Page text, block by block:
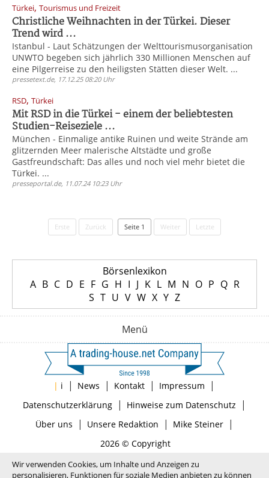
Türkei, Tourismus und Freizeit
Christliche Weihnachten in der Türkei. Dieser
Trend wird ...
Istanbul - Laut Schätzungen der Welttourismusorganisation
UNWTO begeben sich jährlich 330 Millionen Menschen auf
eine Pilgerreise zu den heiligsten Stätten dieser Welt. ...
pressetext.de, 17.12.25 08:20 Uhr
RSD, Türkei
Mit RSD in die Türkei - einem der beliebtesten
Studien-Reiseziele ...
München - Einmalige antike Ruinen und weite Strände am
glitzernden Meer malerische Altstädte und große
Gastfreundschaft: Das alles und noch viel mehr bietet die
Türkei. ...
presseportal.de, 11.07.24 10:23 Uhr
Erste Zurück Seite 1 Weiter Letzte
Börsenlexikon
A B C D E F G H I J K L M N O P Q R
S T U V W X Y Z
Menü
| i | News | Kontakt | Impressum |
Datenschutzerklärung| Hinweise zum Datenschutz |
Über uns | Unsere Redaktion | Mike Steiner|
2026 © Copyright
Wir verwenden Cookies, um Inhalte und Anzeigen zu
personalisieren, Funktionen für soziale Medien anbieten zu können